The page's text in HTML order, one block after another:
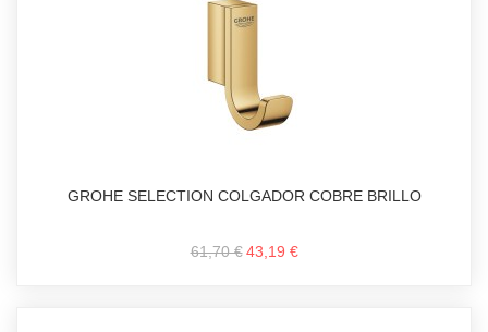
GROHE SELECTION COLGADOR COBRE BRILLO
61,70 € 43,19 €